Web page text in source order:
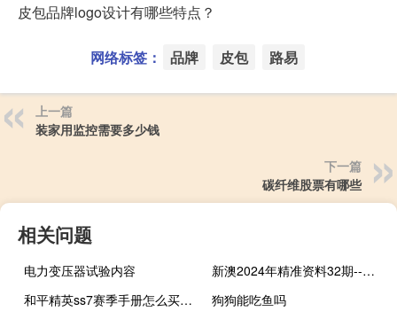
皮包品牌logo设计有哪些特点？
网络标签： 品牌 皮包 路易
上一篇
装家用监控需要多少钱
下一篇
碳纤维股票有哪些
相关问题
电力变压器试验内容
新澳2024年精准资料32期--放松心情的绝佳选择--iPhone版v04.69.62
和平精英ss7赛季手册怎么买最划算 和平精英ss7赛季手册
狗狗能吃鱼吗